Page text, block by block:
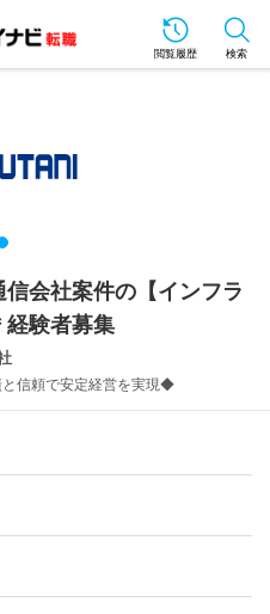
閲覧履歴 検索
信会社案件の【インフラ
経験者募集
信頼で安定経営を実現◆